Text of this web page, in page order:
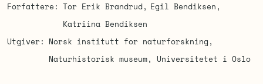
Forfattere Tor Erik Brandrud
Egil Bendiksen
Katriina Bendiksen
Utgiver
Norsk institutt for naturforskning
Naturhistorisk museum, Universitetet i Oslo